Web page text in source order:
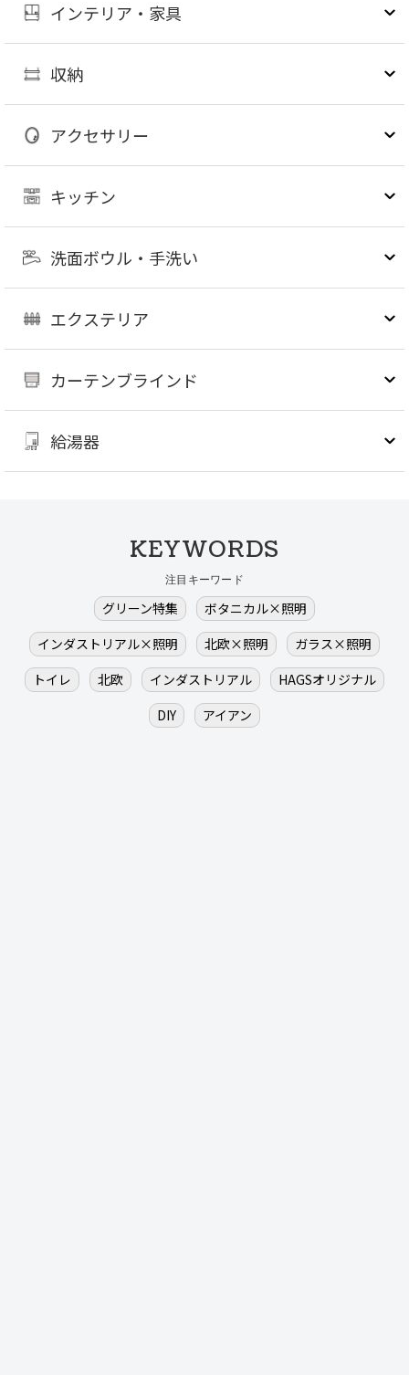
インテリア・家具
収納
アクセサリー
キッチン
洗面ボウル・手洗い
エクステリア
カーテンブラインド
給湯器
KEYWORDS
注目キーワード
グリーン特集
ボタニカル×照明
インダストリアル×照明
北欧×照明
ガラス×照明
トイレ
北欧 インダストリアル
HAGSオリジナル
DIY
アイアン